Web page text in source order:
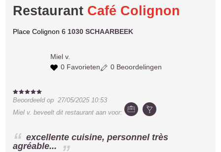
Restaurant Café Colignon
Place Colignon 6 1030 SCHAARBEEK
Miel v.
0 Favorieten
0 Beoordelingen
Beoordeeld op27/05/2025 10:53
Miel v. beveelt dit restaurant aan voor:
excellente cuisine, personnel très
agréable...